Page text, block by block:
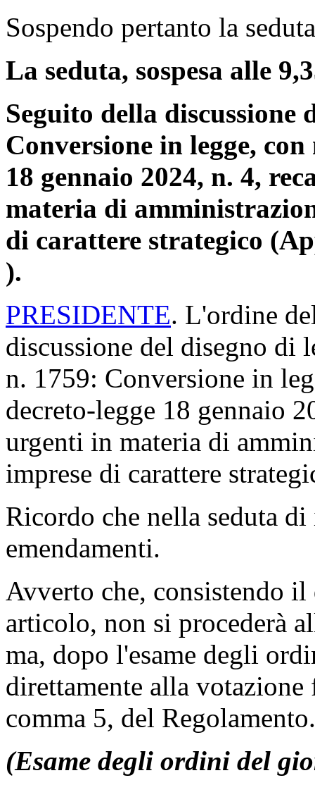
Sospendo pertanto la
La seduta, sospesa alle
Seguito della discussione
Conversione in legge,
18 gennaio 2024, n. 4,
materia di
di carattere strategico
).
PRESIDENTE. L'ordine
discussione del disegno di
n. 1759: Conversione in
decreto-legge 18 gennaio
urgenti in materia di
imprese di carattere
Ricordo che nella seduta
emendamenti.
Avverto che, consistendo
articolo, non si procederà
ma, dopo l'esame degli
direttamente alla
comma 5, del Regolamento.
(Esame degli ordini del